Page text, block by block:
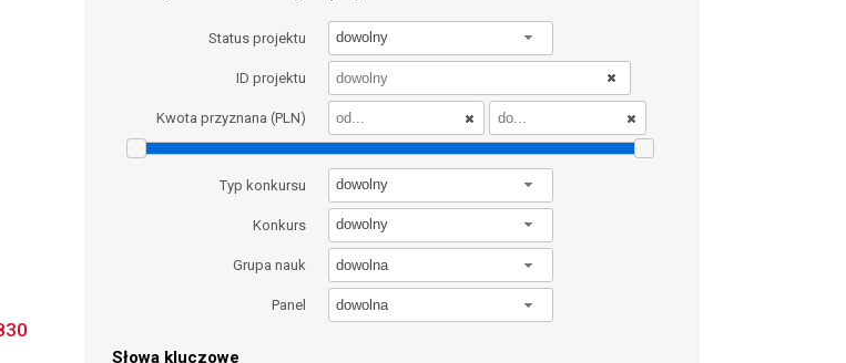
Status projektu dowolny
ID projektu
Kwota przyznana (PLN)
Typ konkursu dowolny
Konkurs dowolny
Grupa nauk dowolna
Panel dowolna
Słowa kluczowe